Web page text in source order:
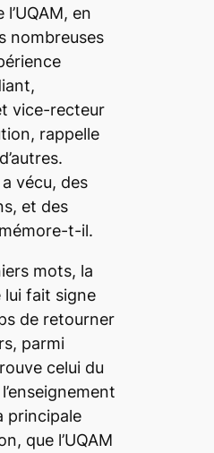
en
nombreuses
vice-recteur
rappelle
a vécu, des
et des
t-il.
mots, la
fait signe
de retourner
parmi
celui du
principale
que l’UQAM